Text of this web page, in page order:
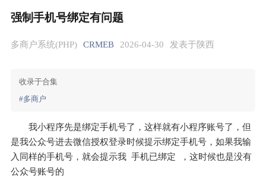
强制手机号绑定有问题
多商户系统(PHP) CRMEB 2026-04-30 发表于陕西
收录于合集
#多商户
我小程序先是绑定手机号了，这样就有小程序账号了，但
是我公众号进去微信授权登录时候提示绑定手机号，如果我输
入同样的手机号，就会提示我  手机已绑定  ，这时候也是没有
公众号账号的